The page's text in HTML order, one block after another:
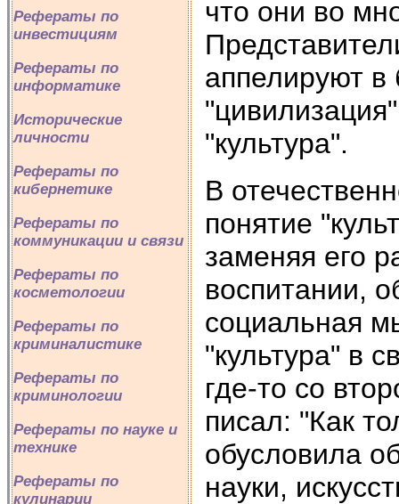
Рефераты по
инвестициям
Рефераты по
информатике
Исторические
личности
Рефераты по
кибернетике
Рефераты по
коммуникации и связи
Рефераты по
косметологии
Рефераты по
криминалистике
Рефераты по
криминологии
Рефераты по науке и
технике
Рефераты по
кулинарии
что они во
аппелируют в
"культура".
В
понятие
заменяя его
воспитании,
социальная
"культура" в
где-то со
писал: "Как
обусловила
науки,